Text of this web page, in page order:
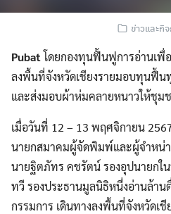
ข่าวและกิ
Pubatโดยกองทุนฟื้นฟูการอ่านเ
ลงพื้นที่จังหวัดเชียงรายมอบทุนฟื้น
และส่งมอบผ้าห่มคลายหนาวให้ชุม
เมื่อวันที่ 12 – 13 พฤศจิกายน
นายกสมาคมผู้จัดพิมพ์และผู้จำหน่
นายฐิตภัทร คชรัตน์ รองอุปนายกใ
ทวี รองประธานมูลนิธิหนึ่งอ่านล้า
กรรมการ เดินทางลงพื้นที่จังหวัดเชี